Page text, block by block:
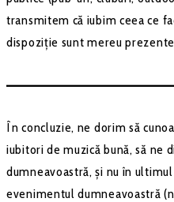
transmitem că iubim ceea ce
dispoziție sunt mereu
În concluzie, ne dorim să
iubitori de muzică bună, să ne
dumneavoastră, și nu în
evenimentul dumneavoastră